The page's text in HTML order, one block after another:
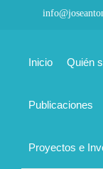
Inicio Quién
Publicaciones
Proyectos e